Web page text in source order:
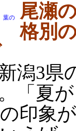
葉の
尾瀬
格別
潟3県
「夏
印象